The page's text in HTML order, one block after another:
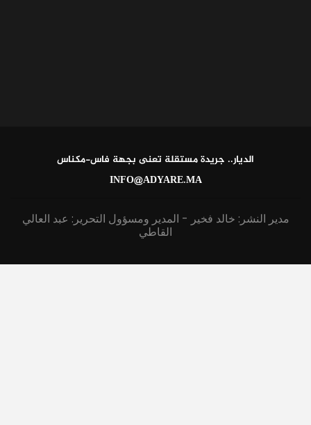
الديار.. جريدة مستقلة تعنى بجهة فاس-مكناس
INFO@ADYARE.MA
مدير النشر: خالد فخير - المدير ومسؤول التحرير: عبد العالي
القاطي